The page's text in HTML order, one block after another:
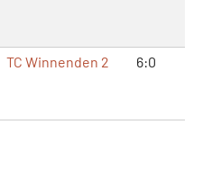
TC Winnenden 2 6:0